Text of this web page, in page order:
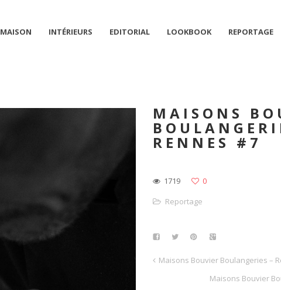
MAISON INTÉRIEURS EDITORIAL LOOKBOOK REPORTAGE
MAISONS
RENNES #7
1719
0
Reportage
Maisons Bouvier Boulangeries –
Maisons Bouvier